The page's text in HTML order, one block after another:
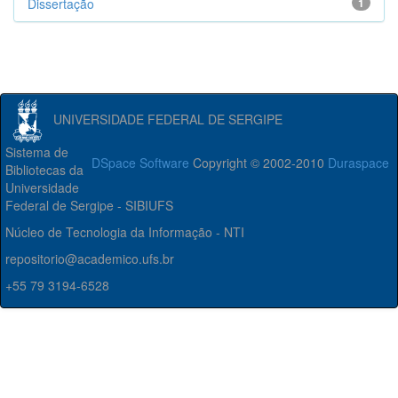
Dissertação
UNIVERSIDADE FEDERAL DE SERGIPE
DSpace Software Copyright © 2002-2010 Duraspace
Sistema de
Bibliotecas da
Universidade
Federal de Sergipe - SIBIUFS
Núcleo de Tecnologia da Informação - NTI
repositorio@academico.ufs.br
+55 79 3194-6528